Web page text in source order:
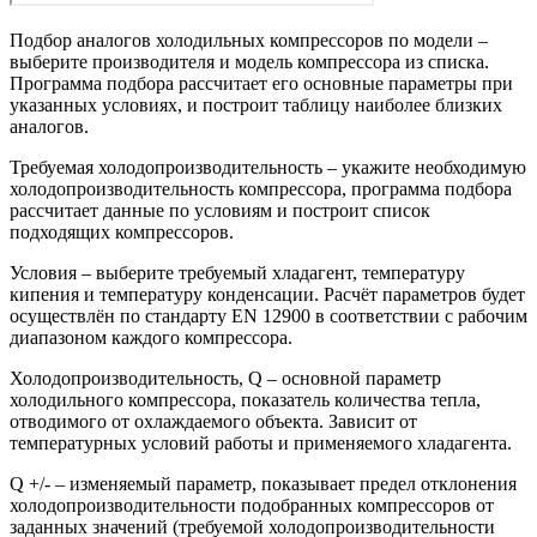
Подбор аналогов холодильных компрессоров по модели –
выберите производителя и модель компрессора из списка.
Программа подбора рассчитает его основные параметры при
указанных условиях, и построит таблицу наиболее близких
аналогов.
Требуемая холодопроизводительность – укажите необходимую
холодопроизводительность компрессора, программа подбора
рассчитает данные по условиям и построит список
подходящих компрессоров.
Условия – выберите требуемый хладагент, температуру
кипения и температуру конденсации. Расчёт параметров будет
осуществлён по стандарту EN 12900 в соответствии с рабочим
диапазоном каждого компрессора.
Холодопроизводительность, Q – основной параметр
холодильного компрессора, показатель количества тепла,
отводимого от охлаждаемого объекта. Зависит от
температурных условий работы и применяемого хладагента.
Q +/- – изменяемый параметр, показывает предел отклонения
холодопроизводительности подобранных компрессоров от
заданных значений (требуемой холодопроизводительности